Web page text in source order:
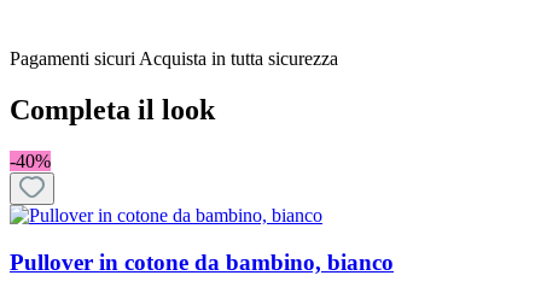
Pagamenti sicuriAcquista in tutta sicurezza
Completa il look
-40%
Pullover in cotone da bambino, bianco